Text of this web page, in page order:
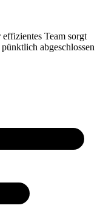
Team sorgt
abgeschlossen